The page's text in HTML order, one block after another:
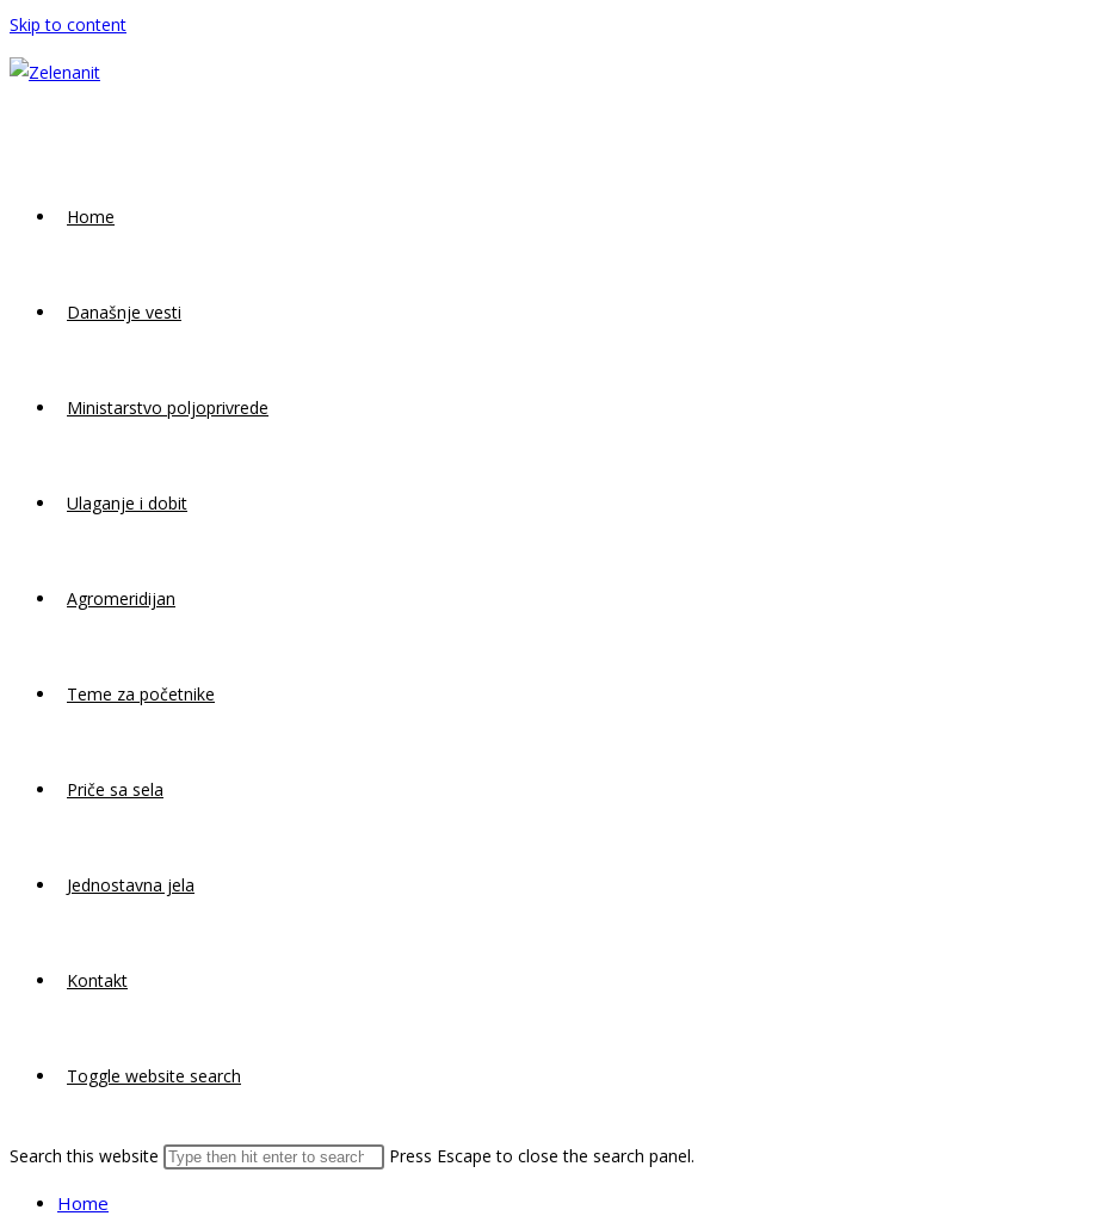
Skip to content
Home
Današnje vesti
Ministarstvo poljoprivrede
Ulaganje i dobit
Agromeridijan
Teme za početnike
Priče sa sela
Jednostavna jela
Kontakt
Toggle website search
Search this website Press Escape to close the search panel.
Home